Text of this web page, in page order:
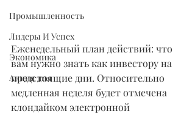
Промышленность
Лидеры И Успех
Экономика
Акция дня
Еженедельный план действий: что
вам нужно знать как инвестору на
предстоящие дни. Относительно
медленная неделя будет отмечена
клондайком электронной